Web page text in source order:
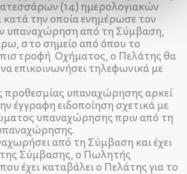
(14) ημερολογιακών
την οποία ενημέρωσε τον
υπαναχώρηση από τη Σύμβαση,
στο σημείο από όπου το
Οχήματος, ο Πελάτης θα
επικοινωνήσει τηλεφωνικά με
προθεσμίας υπαναχώρησης αρκεί
έγγραφη ειδοποίηση σχετικά με
υπαναχώρησης πριν από τη
από τη Σύμβαση και έχει
της Σύμβασης, ο Πωλητής
έχει καταβάλει ο Πελάτης για το